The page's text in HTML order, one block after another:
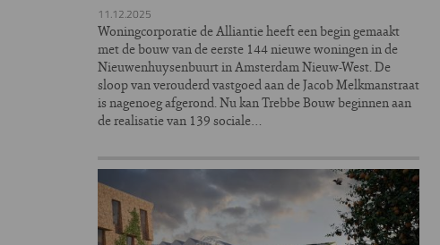
11.12.2025
Woningcorporatie de Alliantie heeft een begin gemaakt
met de bouw van de eerste 144 nieuwe woningen in de
Nieuwenhuysenbuurt in Amsterdam Nieuw-West. De
sloop van verouderd vastgoed aan de Jacob Melkmanstraat
is nagenoeg afgerond. Nu kan Trebbe Bouw beginnen aan
de realisatie van 139 sociale…